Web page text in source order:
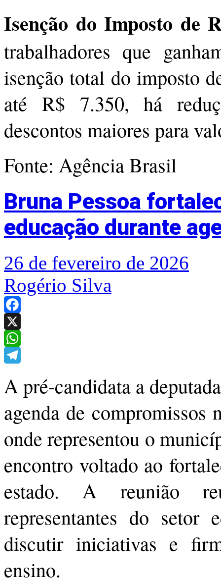
Isenção do Imposto de
trabalhadores que
isenção total do imposto
até R$ 7.350, há
descontos maiores para
Fonte: Agência Brasil
Bruna Pessoa
educação durante
26 de fevereiro de 2026
Rogério Silva
Facebook
X
WhatsApp
A pré-candidata a
agenda de compromissos
onde representou o
encontro voltado ao
estado. A reunião
representantes do setor
discutir iniciativas e
ensino.